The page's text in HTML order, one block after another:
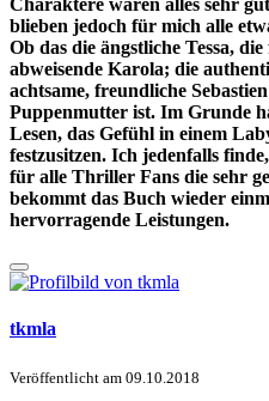
Charaktere waren alles sehr
blieben jedoch für mich alle
Ob das die ängstliche Tessa,
abweisende Karola; die
achtsame, freundliche
Puppenmutter ist. Im Grunde
Lesen, das Gefühl in einem
festzusitzen. Ich jedenfalls
für alle Thriller Fans die sehr
bekommt das Buch wieder
hervorragende Leistungen.
tkmla
Veröffentlicht am 09.10.2018